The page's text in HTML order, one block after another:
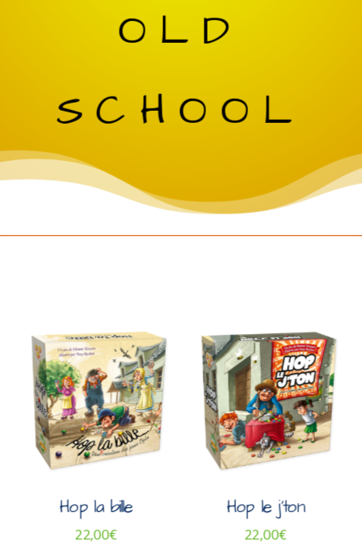
OLD
SCHOOL
Hop la bille
22,00€
Hop le j’ton
22,00€